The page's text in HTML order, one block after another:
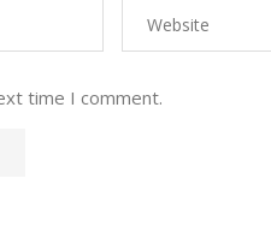
time I comment.